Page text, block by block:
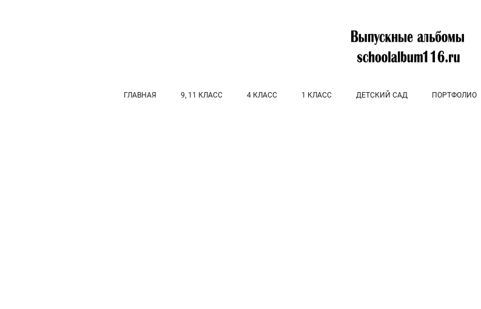
ГЛАВНАЯ 9, 11 КЛАСС 4 КЛАСС 1 КЛАСС ДЕТСКИЙ САД ПОРТФОЛИО